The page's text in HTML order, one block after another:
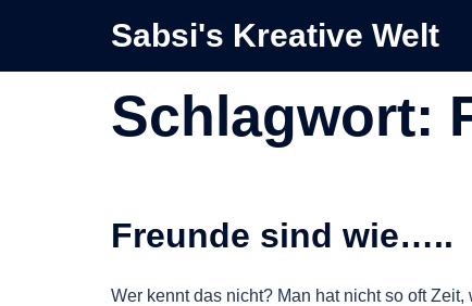
springen
Sabsi's Kreative Welt
Schlagwort:
Freunde sind wie…..
Wer kennt das nicht? Man hat nicht so oft Zeit,